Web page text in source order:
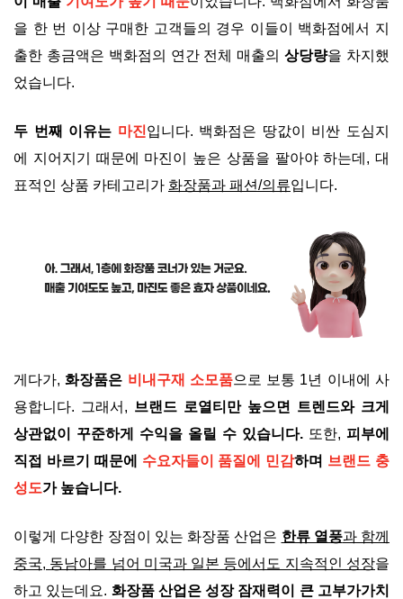
을 한 번 이상 구매한 고객들의 경우 이들이 백화점에서 지
출한 총금액은 백화점의 연간 전체 매출의상당량을 차지했
었습니다.
두 번째 이유는 마진입니다. 백화점은 땅값이 비싼 도심지
에 지어지기 때문에 마진이 높은 상품을 팔아야 하는데, 대
표적인 상품 카테고리가 화장품과 패션/의류입니다.
게다가,화장품은 비내구재 소모품으로 보통 1년 이내에 사
용합니다. 그래서, 브랜드 로열티만 높으면 트렌드와 크게
상관없이 꾸준하게 수익을 올릴 수 있습니다. 또한, 피부에
직접 바르기 때문에 수요자들이 품질에 민감하며 브랜드 충
성도가 높습니다.
이렇게 다양한 장점이 있는 화장품 산업은 한류 열풍과 함께
중국, 동남아를 넘어 미국과 일본 등에서도 지속적인 성장을
하고 있는데요. 화장품 산업은 성장 잠재력이 큰 고부가가치